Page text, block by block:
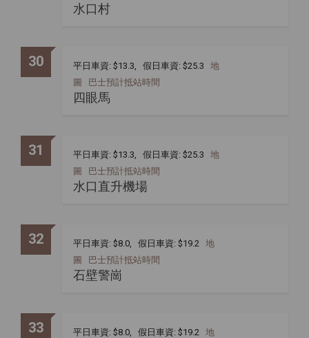
水口村
30 平日車資: $13.3, 假日車資: $25.3 地
圖
巴士預計抵站時間
四眼馬
31 平日車資: $13.3, 假日車資: $25.3 地
圖
巴士預計抵站時間
水口直升機場
32 平日車資: $8.0, 假日車資: $19.2 地
圖
巴士預計抵站時間
石壁警崗
33 平日車資: $8.0, 假日車資: $19.2 地